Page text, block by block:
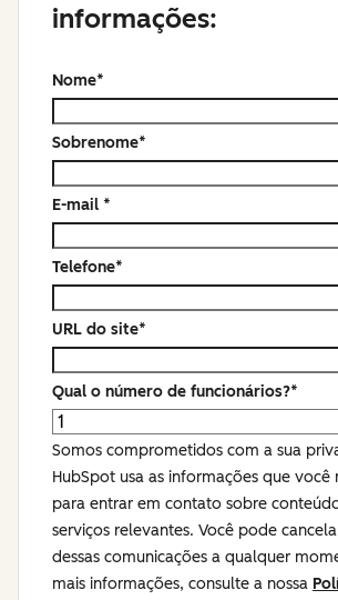
informações:
Nome*
Sobrenome*
E-mail *
Telefone*
URL do site*
Qual o número de funcionários?*
Somos comprometidos com a sua
HubSpot usa as informações que você
para entrar em contato sobre
serviços relevantes. Você pode
dessas comunicações a qualquer
mais informações, consulte a nossa